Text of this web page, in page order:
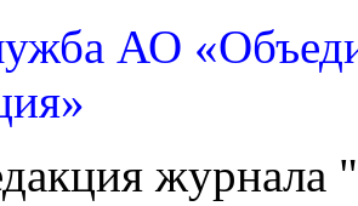
АО
журнала